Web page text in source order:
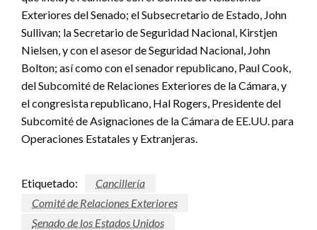
Exteriores del Senado; el Subsecretario de Estado, John
Sullivan; la Secretario de Seguridad Nacional, Kirstjen
Nielsen, y con el asesor de Seguridad Nacional, John
Bolton; así como con el senador republicano, Paul Cook,
del Subcomité de Relaciones Exteriores de la Cámara, y
el congresista republicano, Hal Rogers, Presidente del
Subcomité de Asignaciones de la Cámara de EE.UU. para
Operaciones Estatales y Extranjeras.
Etiquetado:
Cancillería
Comité de Relaciones Exteriores
Senado de los Estados Unidos